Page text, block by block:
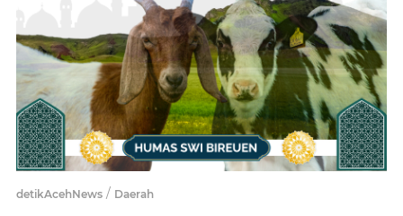
detikAcehNews / Daerah